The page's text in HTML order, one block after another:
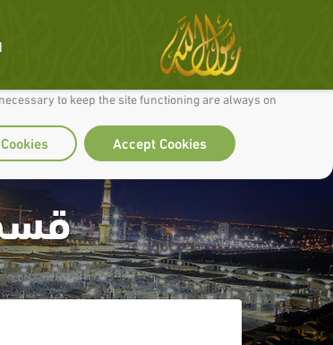
site work well for you and so we can continually improve it.
to keep the site functioning are always on
Accept Cookies